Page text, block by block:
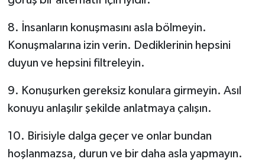
8. İnsanların konuşmasını asla bölmeyin.
Konuşmalarına izin verin. Dediklerinin hepsini
duyun ve hepsini filtreleyin.
9. Konuşurken gereksiz konulara girmeyin. Asıl
konuyu anlaşılır şekilde anlatmaya çalışın.
10. Birisiyle dalga geçer ve onlar bundan
hoşlanmazsa, durun ve bir daha asla yapmayın.